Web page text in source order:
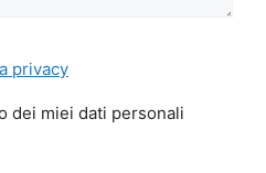
privacy
dei miei dati personali